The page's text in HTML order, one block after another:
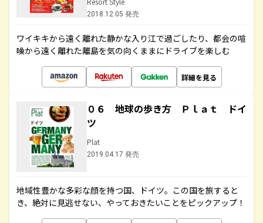
2018.12.05 発売
ワイキキから遠く離れた静かな入り江で過ごしたり、都会の喧
噪から遠く離れた離島を気の向くままにドライブを楽しむ
詳細を見る
０６ 地球の歩き方 Ｐｌａｔ ドイ
ツ
Plat
2019.04.17 発売
地域性豊かな多彩な顔を持つ国、ドイツ。この国を旅すると
き、絶対に見逃せない、やっておきたいことをピックアップ！